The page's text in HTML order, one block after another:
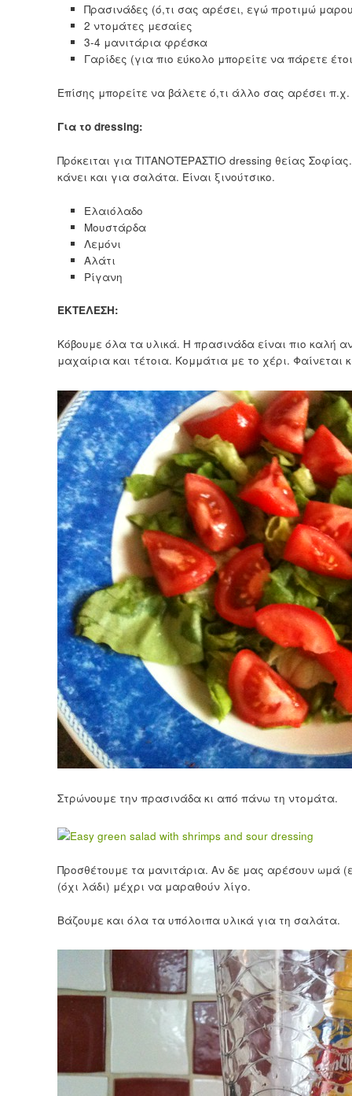
Πρασινάδες (ό,τι σας αρέσει, εγώ προτιμώ
2 ντομάτες μεσαίες
3-4 μανιτάρια φρέσκα
Γαρίδες (για πιο εύκολο μπορείτε να πάρετε
Επίσης μπορείτε να βάλετε ό,τι άλλο σας αρέσει
Για το dressing:
Πρόκειται για ΤΙΤΑΝΟΤΕΡΑΣΤΙΟ dressing θείας
κάνει και για σαλάτα. Είναι ξινούτσικο.
Ελαιόλαδο
Μουστάρδα
Λεμόνι
Αλάτι
Ρίγανη
ΕΚΤΕΛΕΣΗ:
Κόβουμε όλα τα υλικά. Η πρασινάδα είναι πιο καλή
μαχαίρια και τέτοια. Κομμάτια με το χέρι. Φαίνεται
Στρώνουμε την πρασινάδα κι από πάνω τη ντομάτα.
Προσθέτουμε τα μανιτάρια. Αν δε μας αρέσουν ωμά
(όχι λάδι) μέχρι να μαραθούν λίγο.
Βάζουμε και όλα τα υπόλοιπα υλικά για τη σαλάτα.